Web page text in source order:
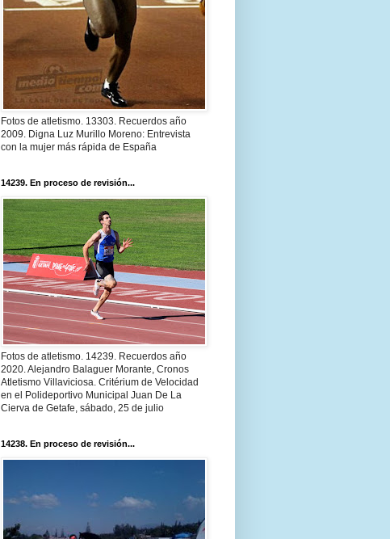
Fotos de atletismo. 13303. Recuerdos año
2009. Digna Luz Murillo Moreno: Entrevista
con la mujer más rápida de España
14239. En proceso de revisión...
Fotos de atletismo. 14239. Recuerdos año
2020. Alejandro Balaguer Morante, Cronos
Atletismo Villaviciosa. Critérium de Velocidad
en el Polideportivo Municipal Juan De La
Cierva de Getafe, sábado, 25 de julio
14238. En proceso de revisión...